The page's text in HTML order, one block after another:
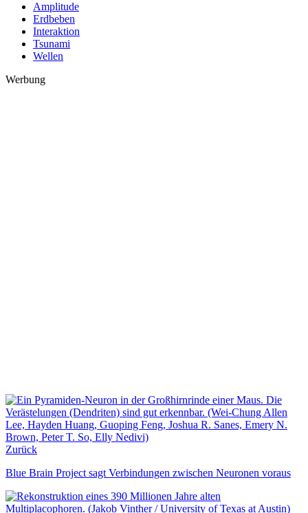
Amplitude
Erdbeben
Interaktion
Tsunami
Wellen
Werbung
Zurück
Blue Brain Project sagt Verbindungen zwischen Neuronen voraus